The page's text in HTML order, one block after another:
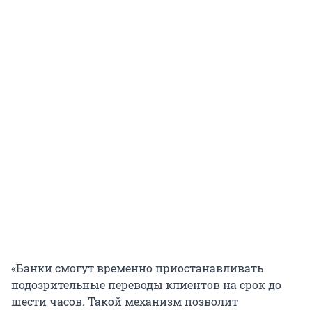
«Банки смогут временно приостанавливать
подозрительные переводы клиентов на срок до
шести часов. Такой механизм позволит